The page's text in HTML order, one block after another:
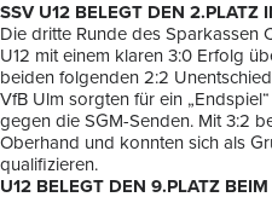
SSV U12 BELEGT DEN 2.PLATZ
Die dritte Runde des Sparkassen
U12 mit einem klaren 3:0 Erfolg
beiden folgenden 2:2
VfB Ulm sorgten für ein
gegen die SGM-Senden. Mit 3:2
Oberhand und konnten sich als
qualifizieren.
U12 BELEGT DEN 9.PLATZ